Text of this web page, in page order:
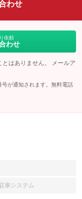
わせ
依頼
わせ
はありません。 メールア
が通知されます。無料電話
車システム
なし